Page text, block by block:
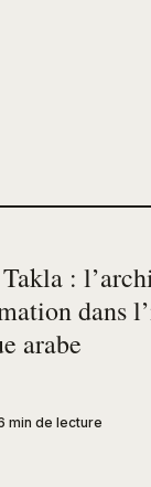
:
dans
arabe
min de lecture